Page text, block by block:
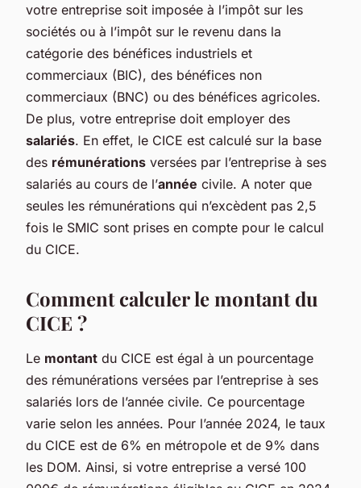
votre entreprise soit imposée à l’impôt sur les
sociétés ou à l’impôt sur le revenu dans la
catégorie des bénéfices industriels et
commerciaux (BIC), des bénéfices non
commerciaux (BNC) ou des bénéfices agricoles.
De plus, votre entreprise doit employer des
salariés. En effet, le CICE est calculé sur la base
des rémunérations versées par l’entreprise à ses
salariés au cours de l’année civile. A noter que
seules les rémunérations qui n’excèdent pas 2,5
fois le SMIC sont prises en compte pour le calcul
du CICE.
Comment calculer le montant du
CICE ?
Le montant du CICE est égal à un pourcentage
des rémunérations versées par l’entreprise à ses
salariés lors de l’année civile. Ce pourcentage
varie selon les années. Pour l’année 2024, le taux
du CICE est de 6% en métropole et de 9% dans
les DOM. Ainsi, si votre entreprise a versé 100